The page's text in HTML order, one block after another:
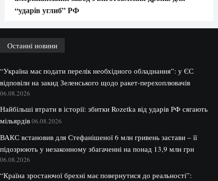
“ударів углиб” РФ
Останні новини
“Україна має подати перелік необхідного обладнання”: у ЄС
відповіли на закид Зеленського щодо ракет-перехоплювачів
06.08.2026
Найбільші втрати в історії: збитки Rozetka від ударів РФ сягають
мільярдів06.08.2026
ВАКС встановив для Стефанішеної 6 млн гривень застави – її
підозрюють у незаконному збагаченні на понад 13,9 млн грн
06.08.2026
“Країна зростаючої брехні має повернутися до реальності”: